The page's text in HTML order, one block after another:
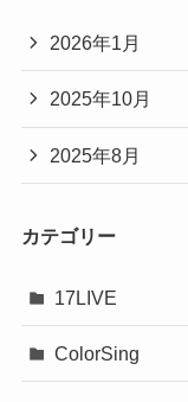
2026年1月
2025年10月
2025年8月
カテゴリー
17LIVE
ColorSing